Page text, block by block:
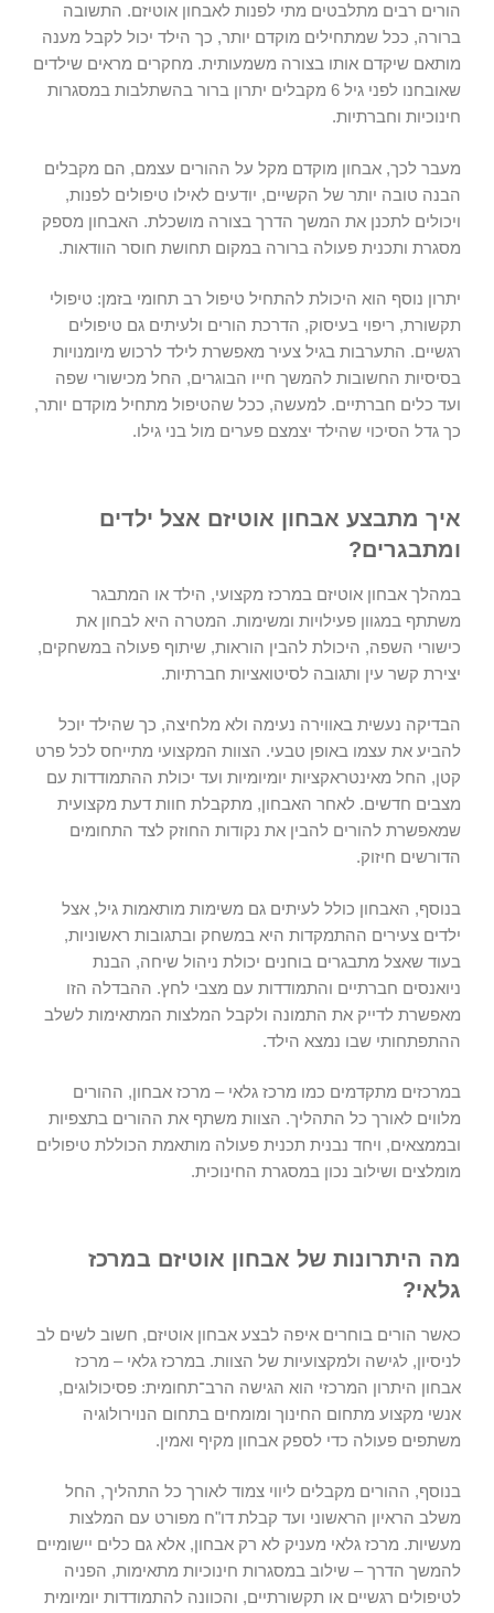
הורים רבים מתלבטים מתי לפנות לאבחון אוטיזם. התשובה
ברורה, ככל שמתחילים מוקדם יותר, כך הילד יכול לקבל מענה
מותאם שיקדם אותו בצורה משמעותית. מחקרים מראים שילדים
שאובחנו לפני גיל 6 מקבלים יתרון ברור בהשתלבות במסגרות
חינוכיות וחברתיות.
מעבר לכך, אבחון מוקדם מקל על ההורים עצמם, הם מקבלים
הבנה טובה יותר של הקשיים, יודעים לאילו טיפולים לפנות,
ויכולים לתכנן את המשך הדרך בצורה מושכלת. האבחון מספק
מסגרת ותכנית פעולה ברורה במקום תחושת חוסר הוודאות.
יתרון נוסף הוא היכולת להתחיל טיפול רב תחומי בזמן: טיפולי
תקשורת, ריפוי בעיסוק, הדרכת הורים ולעיתים גם טיפולים
רגשיים. התערבות בגיל צעיר מאפשרת לילד לרכוש מיומנויות
בסיסיות החשובות להמשך חייו הבוגרים, החל מכישורי שפה
ועד כלים חברתיים. למעשה, ככל שהטיפול מתחיל מוקדם יותר,
כך גדל הסיכוי שהילד יצמצם פערים מול בני גילו.
איך מתבצע אבחון אוטיזם אצל ילדים
ומתבגרים?
במהלך אבחון אוטיזם במרכז מקצועי, הילד או המתבגר
משתתף במגוון פעילויות ומשימות. המטרה היא לבחון את
כישורי השפה, היכולת להבין הוראות, שיתוף פעולה במשחקים,
יצירת קשר עין ותגובה לסיטואציות חברתיות.
הבדיקה נעשית באווירה נעימה ולא מלחיצה, כך שהילד יוכל
להביע את עצמו באופן טבעי. הצוות המקצועי מתייחס לכל פרט
קטן, החל מאינטראקציות יומיומיות ועד יכולת ההתמודדות עם
מצבים חדשים. לאחר האבחון, מתקבלת חוות דעת מקצועית
שמאפשרת להורים להבין את נקודות החוזק לצד התחומים
הדורשים חיזוק.
בנוסף, האבחון כולל לעיתים גם משימות מותאמות גיל, אצל
ילדים צעירים ההתמקדות היא במשחק ובתגובות ראשוניות,
בעוד שאצל מתבגרים בוחנים יכולת ניהול שיחה, הבנת
ניואנסים חברתיים והתמודדות עם מצבי לחץ. ההבדלה הזו
מאפשרת לדייק את התמונה ולקבל המלצות המתאימות לשלב
ההתפתחותי שבו נמצא הילד.
במרכזים מתקדמים כמו מרכז גלאי – מרכז אבחון, ההורים
מלווים לאורך כל התהליך. הצוות משתף את ההורים בתצפיות
ובממצאים, ויחד נבנית תכנית פעולה מותאמת הכוללת טיפולים
מומלצים ושילוב נכון במסגרת החינוכית.
מה היתרונות של אבחון אוטיזם במרכז
גלאי?
כאשר הורים בוחרים איפה לבצע אבחון אוטיזם, חשוב לשים לב
לניסיון, לגישה ולמקצועיות של הצוות. במרכז גלאי – מרכז
אבחון היתרון המרכזי הוא הגישה הרב־תחומית: פסיכולוגים,
אנשי מקצוע מתחום החינוך ומומחים בתחום הנוירולוגיה
משתפים פעולה כדי לספק אבחון מקיף ואמין.
בנוסף, ההורים מקבלים ליווי צמוד לאורך כל התהליך, החל
משלב הראיון הראשוני ועד קבלת דו"ח מפורט עם המלצות
מעשיות. מרכז גלאי מעניק לא רק אבחון, אלא גם כלים יישומיים
להמשך הדרך – שילוב במסגרות חינוכיות מתאימות, הפניה
לטיפולים רגשיים או תקשורתיים, והכוונה להתמודדות יומיומית